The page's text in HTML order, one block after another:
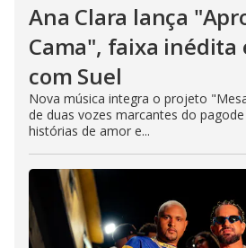
Ana Clara lança
Cama", faixa inédita
com Suel
Nova música integra o projeto
de duas vozes marcantes do
histórias de amor e...